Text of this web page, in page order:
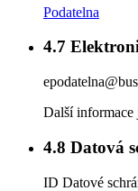
Podatelna
4.7
Další informace
4.8 Datová
ID Datové